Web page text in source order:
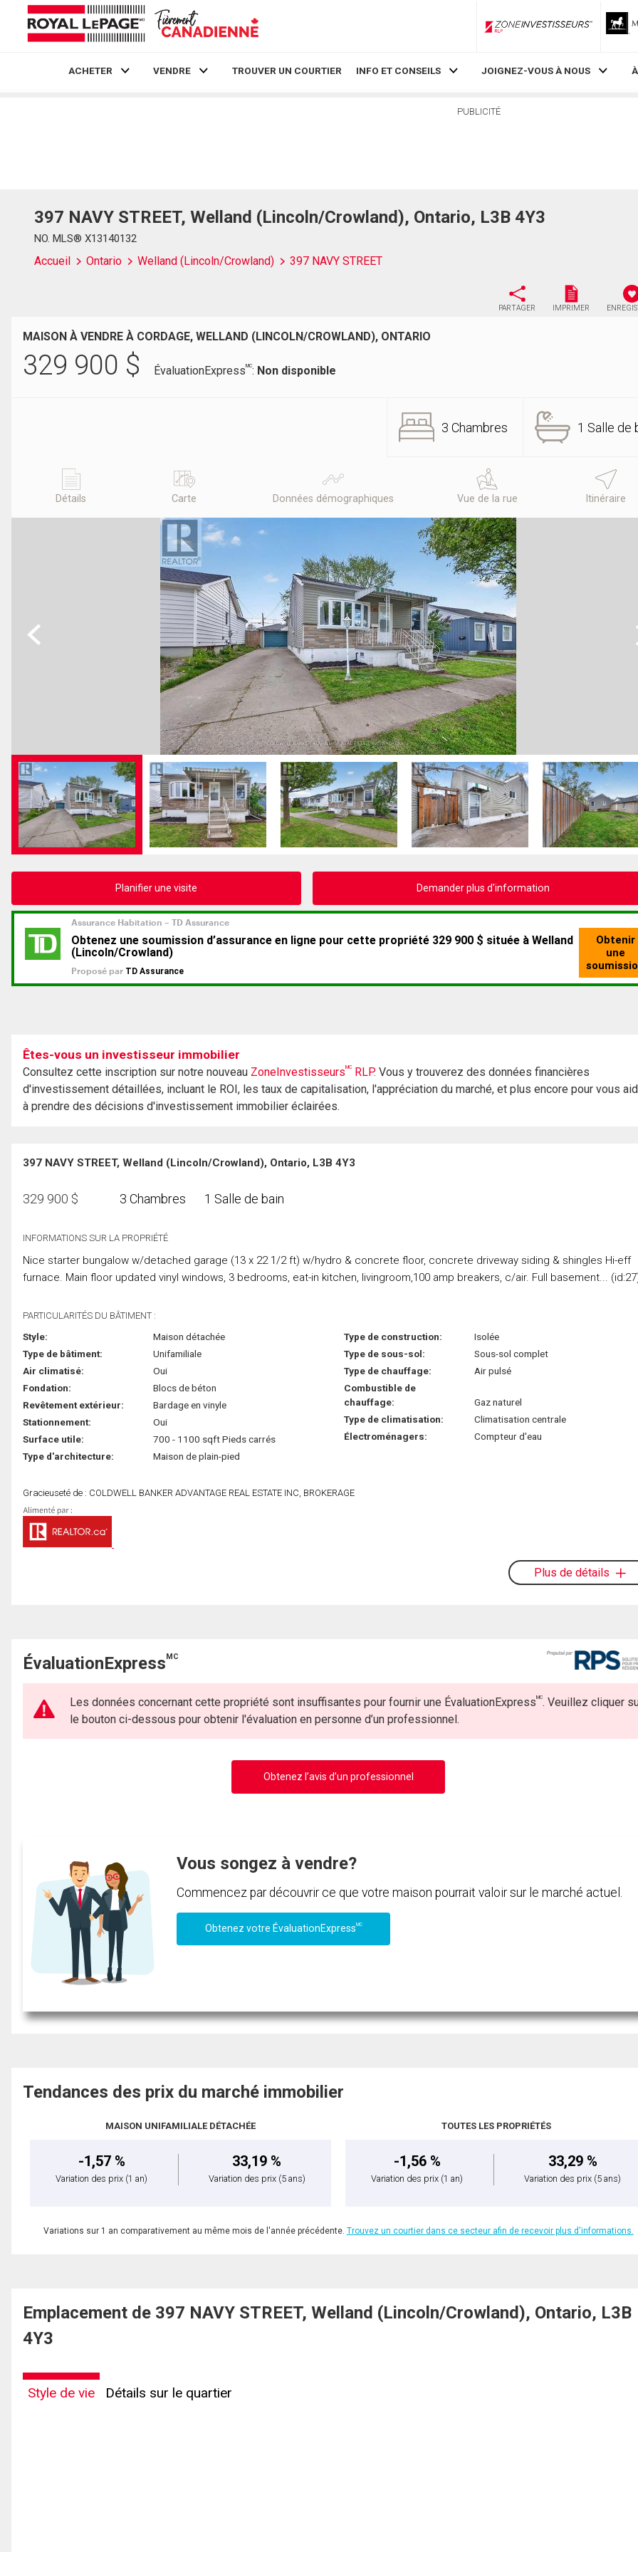
ZoneInvestisseurs RLP
ACHETER VENDRE TROUVER UN COURTIER INFO ET CONSEILS JOIGNEZ-VOUS À NOUS
PUBLICITÉ
397 NAVY STREET, Welland (Lincoln/Crowland), Ontario, L3B 4Y3
NO. MLS® X13140132
Accueil Ontario Welland (Lincoln/Crowland) 397 NAVY STREET
PARTAGER IMPRIMER
MAISON À VENDRE À CORDAGE, WELLAND (LINCOLN/CROWLAND), ONTARIO
329 900 $ ÉvaluationExpressMC: Non disponible
3 Chambres 1 Salle de
Détails Carte Données démographiques Vue de la rue Itinéraire
Previous
Planifier une visite Demander plus d'information
Êtes-vous un investisseur immobilier
Consultez cette inscription sur notre nouveau ZoneInvestisseursMC RLP. Vous y trouverez des données financières
d'investissement détaillées, incluant le ROI, les taux de capitalisation, l'appréciation du marché, et plus encore pour vous
à prendre des décisions d'investissement immobilier éclairées.
397 NAVY STREET, Welland (Lincoln/Crowland), Ontario, L3B 4Y3
329 900 $ 3 Chambres 1 Salle de bain
INFORMATIONS SUR LA PROPRIÉTÉ
Nice starter bungalow w/detached garage (13 x 22 1/2 ft) w/hydro & concrete floor, concrete driveway siding & shingles Hi-eff
furnace. Main floor updated vinyl windows, 3 bedrooms, eat-in kitchen, livingroom,100 amp breakers, c/air. Full basement...
PARTICULARITÉS DU BÂTIMENT :
Style:
Maison détachée
Type de bâtiment:
Unifamiliale
Air climatisé:
Oui
Fondation:
Blocs de béton
Revêtement extérieur:
Bardage en vinyle
Stationnement:
Oui
Surface utile:
700 - 1100 sqft Pieds carrés
Type d'architecture:
Maison de plain-pied
Type de construction:
Isolée
Type de sous-sol:
Sous-sol complet
Type de chauffage:
Air pulsé
Combustible de
chauffage:
Gaz naturel
Type de climatisation:
Climatisation centrale
Électroménagers:
Compteur d'eau
Gracieuseté de : COLDWELL BANKER ADVANTAGE REAL ESTATE INC, BROKERAGE
Plus de détails
ÉvaluationExpressMC
Les données concernant cette propriété sont insuffisantes pour fournir une ÉvaluationExpressMC. Veuillez cliquer
le bouton ci-dessous pour obtenir l'évaluation en personne d’un professionnel.
Obtenez l’avis d’un professionnel
Vous songez à vendre?
Commencez par découvrir ce que votre maison pourrait valoir sur le marché actuel.
Obtenez votre ÉvaluationExpressMC
Tendances des prix du marché immobilier
MAISON UNIFAMILIALE DÉTACHÉE
-1,57 %
Variation des prix (1 an)
33,19 %
Variation des prix (5 ans)
TOUTES LES PROPRIÉTÉS
-1,56 %
Variation des prix (1 an)
33,29 %
Variation des prix (5 ans)
Variations sur 1 an comparativement au même mois de l'année précédente. Trouvez un courtier dans ce secteur afin de recevoir plus d'informations.
Emplacement de 397 NAVY STREET, Welland (Lincoln/Crowland), Ontario, L3B
4Y3
Style de vie Détails sur le quartier